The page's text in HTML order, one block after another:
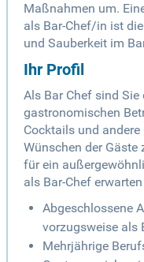
Maßnahmen um.
als Bar-Chef/in ist
und Sauberkeit im
Ihr Profil
Als Bar Chef sind
gastronomischen
Cocktails und
Wünschen der
für ein
als Bar-Chef
Abgeschlossene
vorzugsweise als
Mehrjährige